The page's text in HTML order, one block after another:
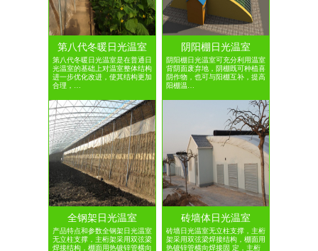
第八代冬暖日光温室
第八代冬暖日光温室是在普通日
光温室的基础上对温室整体结构
进一步优化改进，使其结构更加
合理，…
阴阳棚日光温室
阴阳棚日光温室可充分利用温室
背阴面废弃地，阴棚既可种植喜
阴作物，也可与阳棚互补，提高
阳棚温…
全钢架日光温室
产品特点和参数全钢架日光温室
无立柱支撑，主桁架采用双弦梁
焊接结构，棚面用热镀锌管横向
砖墙体日光温室
砖墙日光温室无立柱支撑，主桁
架采用双弦梁焊接结构，棚面用
热镀锌管横向焊接固 定，主桁